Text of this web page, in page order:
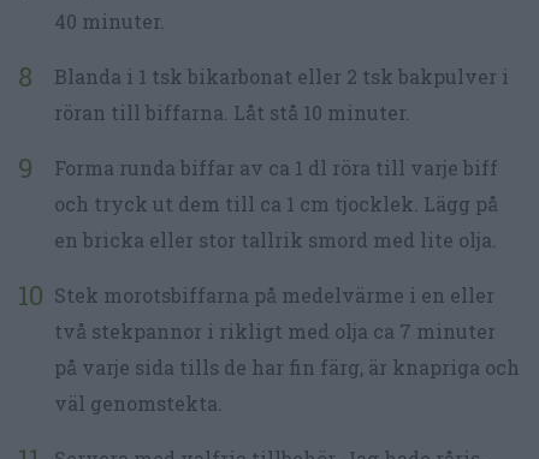
40 minuter.
Blanda i 1 tsk bikarbonat eller 2 tsk bakpulver i
röran till biffarna. Låt stå 10 minuter.
Forma runda biffar av ca 1 dl röra till varje biff
och tryck ut dem till ca 1 cm tjocklek. Lägg på
en bricka eller stor tallrik smord med lite olja.
Stek morotsbiffarna på medelvärme i en eller
två stekpannor i rikligt med olja ca 7 minuter
på varje sida tills de har fin färg, är knapriga och
väl genomstekta.